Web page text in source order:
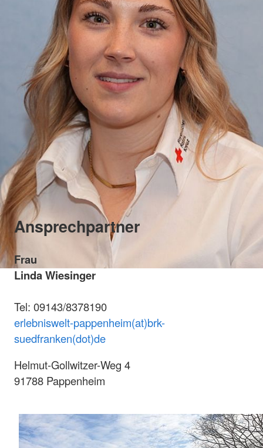
Ansprechpartner
Frau
Linda Wiesinger
Tel: 09143/8378190
erlebniswelt-pappenheim(at)brk-
suedfranken(dot)de
Helmut-Gollwitzer-Weg 4
91788 Pappenheim